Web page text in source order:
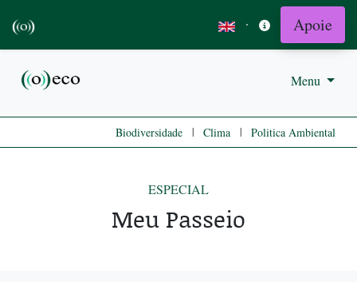
· Apoie
Menu
Biodiversidade | Clima | Politica Ambiental
ESPECIAL
Meu Passeio